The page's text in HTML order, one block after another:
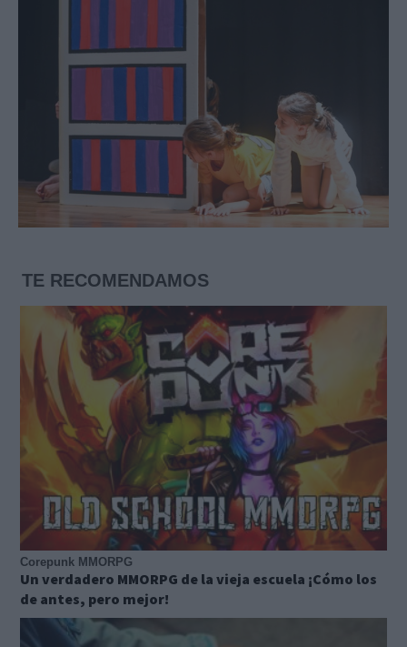
TE RECOMENDAMOS
Corepunk MMORPG
Un verdadero MMORPG de la vieja escuela ¡Cómo los
de antes, pero mejor!